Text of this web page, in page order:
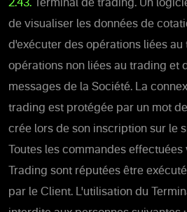
2.43. Terminal de trading. Un
de visualiser les données de
d'exécuter des opérations liées
opérations non liées au trading et
messages de la Société. La
trading est protégée par un mot
crée lors de son inscription sur le
Toutes les commandes
Trading sont réputées être
par le Client. L'utilisation du